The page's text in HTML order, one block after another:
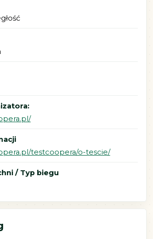
testcoopera/o-tescie/
/ Typ biegu